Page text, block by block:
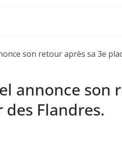
annonce son
des Flandres.